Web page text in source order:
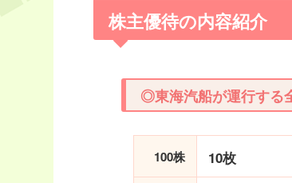
株主優待の内容紹介
◎東海汽船が運行する
100株 10枚